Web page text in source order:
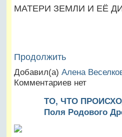
МАТЕРИ ЗЕМЛИ И ЕЁ
Продолжить
Добавил(а) Алена
Комментариев нет
ТО, ЧТО
Поля Родового